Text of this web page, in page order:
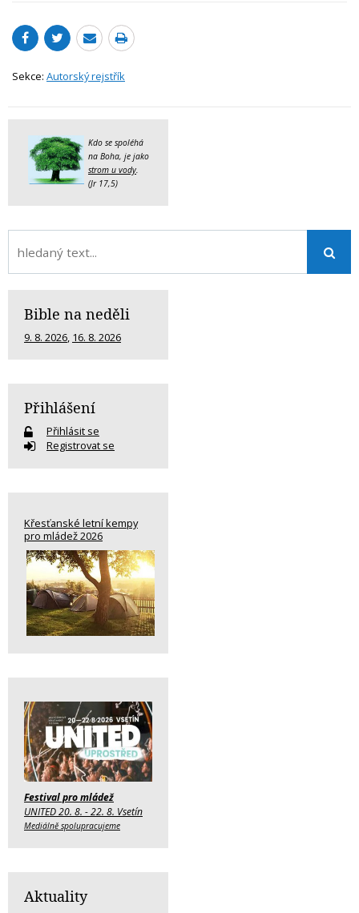
Sekce: Autorský rejstřík
Kdo se spoléhá
na Boha, je jako
strom u vody.
(Jr 17,5)
Bible na neděli
9. 8. 2026, 16. 8. 2026
Přihlášení
Přihlásit se
Registrovat se
Křesťanské letní kempy
pro mládež 2026
Festival pro mládež
UNITED 20. 8. - 22. 8. Vsetín
Mediálně spolupracujeme
Aktuality